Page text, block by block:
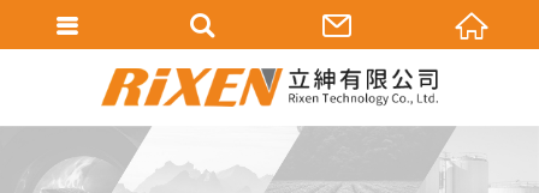
會員登入
加入會員